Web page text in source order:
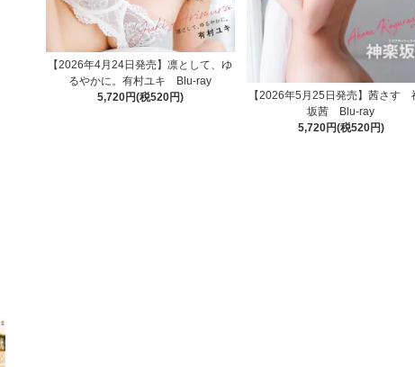
【2026年4月24日発売】凛として、ゆ
るやかに。有村ユキ Blu-ray
5,720円(税520円)
【2026年5月25日発売】茜さす
坂茜 Blu-ray
5,720円(税520円)